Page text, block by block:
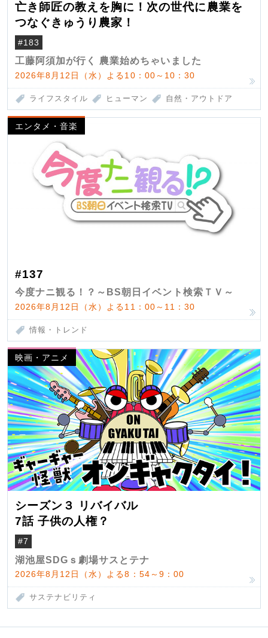
亡き師匠の教えを胸に！次の世代に農業を
つなぐきゅうり農家！
#183
工藤阿須加が行く 農業始めちゃいました
2026年8月12日（水）よる10：00～10：30
ライフスタイル ヒューマン 自然・アウトドア
エンタメ・音楽
#137
今度ナニ観る！？～BS朝日イベント検索ＴＶ～
2026年8月12日（水）よる11：00～11：30
情報・トレンド
映画・アニメ
シーズン３ リバイバル
7話 子供の人権？
#7
湖池屋SDGｓ劇場サスとテナ
2026年8月12日（水）よる8：54～9：00
サステナビリティ